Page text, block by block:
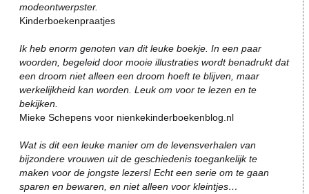
modeontwerpster.
Kinderboekenpraatjes
Ik heb enorm genoten van dit leuke boekje. In een paar
woorden, begeleid door mooie illustraties wordt benadrukt dat
een droom niet alleen een droom hoeft te blijven, maar
werkelijkheid kan worden. Leuk om voor te lezen en te
bekijken.
Mieke Schepens voor nienkekinderboekenblog.nl
Wat is dit een leuke manier om de levensverhalen van
bijzondere vrouwen uit de geschiedenis toegankelijk te
maken voor de jongste lezers! Echt een serie om te gaan
sparen en bewaren, en niet alleen voor kleintjes…